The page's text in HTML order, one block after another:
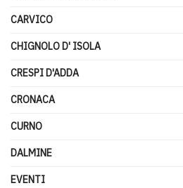
CARVICO
CHIGNOLO D' ISOLA
CRESPI D'ADDA
CRONACA
CURNO
DALMINE
EVENTI